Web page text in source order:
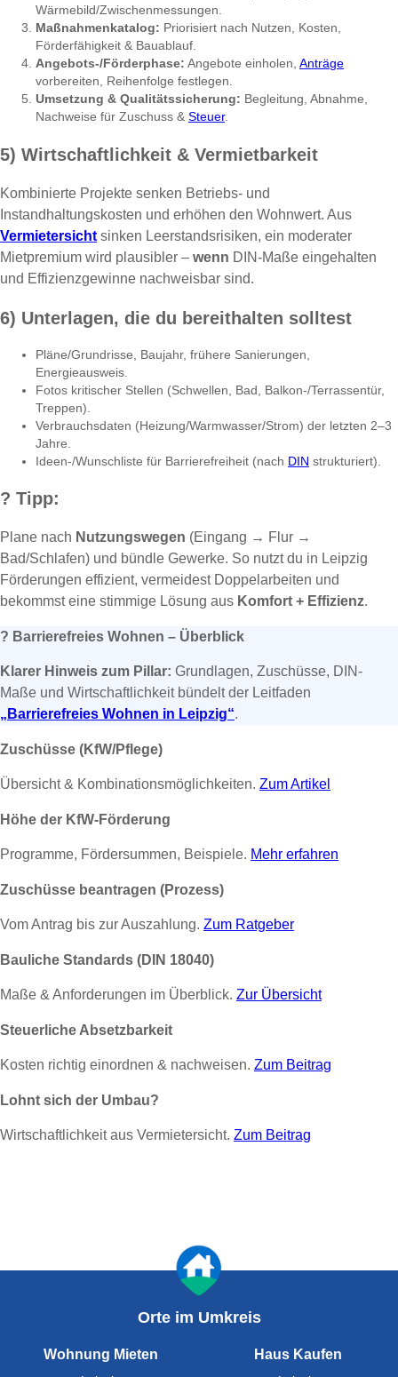
Wärmebild/Zwischenmessungen.
Maßnahmenkatalog: Priorisiert nach Nutzen, Kosten,
Förderfähigkeit & Bauablauf.
Angebots-/Förderphase: Angebote einholen, Anträge
vorbereiten, Reihenfolge festlegen.
Umsetzung & Qualitätssicherung: Begleitung, Abnahme,
Nachweise für Zuschuss & Steuer.
5) Wirtschaftlichkeit & Vermietbarkeit
Kombinierte Projekte senken Betriebs- und
Instandhaltungskosten und erhöhen den Wohnwert. Aus
Vermietersicht sinken Leerstandsrisiken, ein moderater
Mietpremium wird plausibler – wenn DIN-Maße eingehalten
und Effizienzgewinne nachweisbar sind.
6) Unterlagen, die du bereithalten solltest
Pläne/Grundrisse, Baujahr, frühere Sanierungen,
Energieausweis.
Fotos kritischer Stellen (Schwellen, Bad, Balkon-/Terrassentür,
Treppen).
Verbrauchsdaten (Heizung/Warmwasser/Strom) der letzten 2–3
Jahre.
Ideen-/Wunschliste für Barrierefreiheit (nach DIN strukturiert).
? Tipp:
Plane nach Nutzungswegen (Eingang → Flur →
Bad/Schlafen) und bündle Gewerke. So nutzt du in Leipzig
Förderungen effizient, vermeidest Doppelarbeiten und
bekommst eine stimmige Lösung aus Komfort + Effizienz.
? Barrierefreies Wohnen – Überblick
Klarer Hinweis zum Pillar: Grundlagen, Zuschüsse, DIN-
Maße und Wirtschaftlichkeit bündelt der Leitfaden
„Barrierefreies Wohnen in Leipzig“.
Zuschüsse (KfW/Pflege)
Übersicht & Kombinationsmöglichkeiten. Zum Artikel
Höhe der KfW-Förderung
Programme, Fördersummen, Beispiele. Mehr erfahren
Zuschüsse beantragen (Prozess)
Vom Antrag bis zur Auszahlung. Zum Ratgeber
Bauliche Standards (DIN 18040)
Maße & Anforderungen im Überblick. Zur Übersicht
Steuerliche Absetzbarkeit
Kosten richtig einordnen & nachweisen. Zum Beitrag
Lohnt sich der Umbau?
Wirtschaftlichkeit aus Vermietersicht. Zum Beitrag
Orte im Umkreis
Wohnung Mieten Haus Kaufen